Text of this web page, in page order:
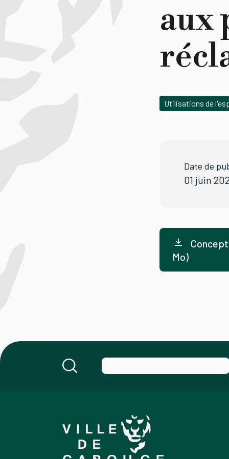
aux
Utilisations de
Date de
01 juin
Mo)